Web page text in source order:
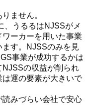
ません。
、うるるはNJSSがメ
ーカーを用いた事業
す。NJSSのみを見
事業が成功するかは
の収益が削られ
運の要素が大きいで
みづらい会社で安心